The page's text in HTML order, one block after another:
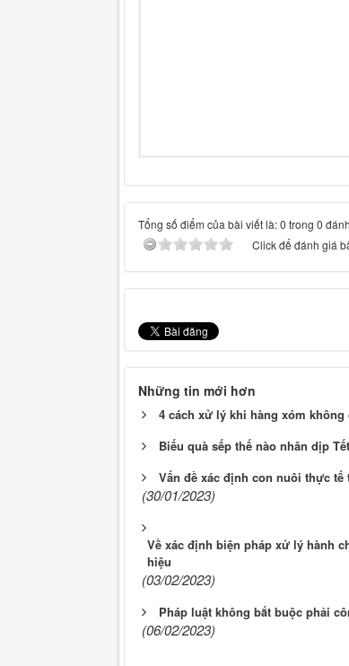
Tổng số điểm của bài viết là: 0 trong 0
Click để đánh giá
Những tin mới hơn
4 cách xử lý khi hàng xóm
Biếu quà sếp thế nào nhân dịp
Vấn đề xác định con nuôi thực
(30/01/2023)
Về xác định biện pháp xử lý hành
hiệu
(03/02/2023)
Pháp luật không bắt buộc phải
(06/02/2023)